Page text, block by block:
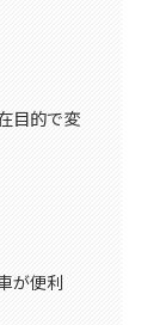
目的で変
が便利